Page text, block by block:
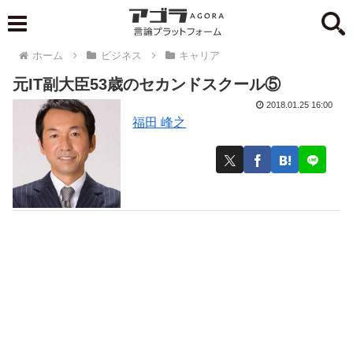
ホーム ビジネス キャリア
元IT副大臣53歳のセカンドスクール⑤
福田 峰之
2018.01.25 16:00